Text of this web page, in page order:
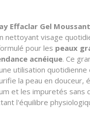
Effaclar Gel
nettoyant visage
pour les peaux
acnéique. Ce
utilisation quotidienne
la peau en douceur,
et les impuretés sans
l'équilibre